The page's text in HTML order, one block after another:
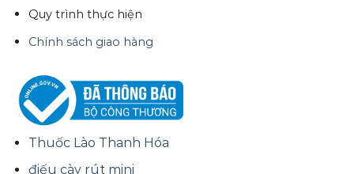
Quy trình thực hiện
Chính sách giao hàng
Thuốc Lào Thanh Hóa
điếu cày rút mini